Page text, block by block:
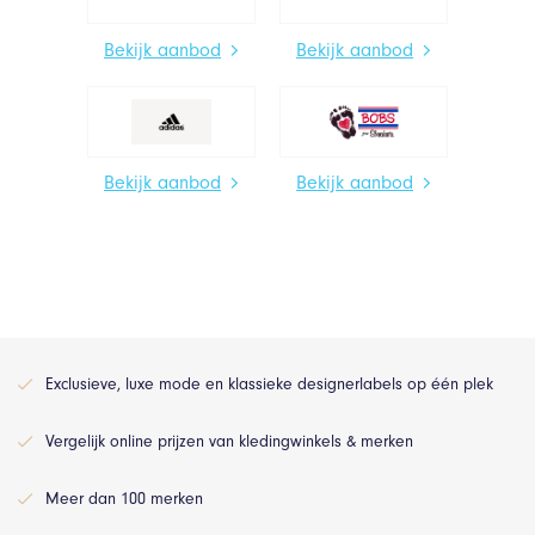
Bekijk aanbod Bekijk aanbod
Bekijk aanbod Bekijk aanbod
Exclusieve, luxe mode en klassieke designerlabels op één plek
Vergelijk online prijzen van kledingwinkels & merken
Meer dan 100 merken